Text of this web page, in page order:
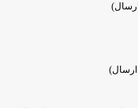
)
)